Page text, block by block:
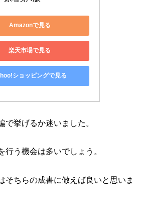
Amazonで見る
楽天市場で見る
ショッピングで見る
で挙げるか迷いました。
行う機会は多いでしょう。
そちらの成書に倣えば良いと思いま